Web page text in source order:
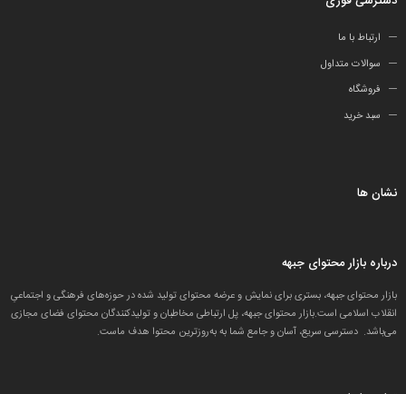
ارتباط با ما
سوالات متداول
فروشگاه
سبد خرید
نشان ها
درباره بازار محتوای جبهه
بازار محتوای جبهه، بستری برای نمایش و عرضه محتوای تولید شده در حوزه‌های فرهنگی و اجتماعیِ
انقلاب اسلامی است.بازار محتوای جبهه، پل ارتباطی مخاطبان و تولید‌کنندگان محتوای فضای مجازی
می‌باشد. دسترسی سریع، آسان و جامع شما به به‌روزترین محتوا هدف ماست.